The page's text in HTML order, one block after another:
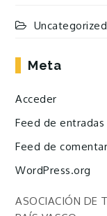
Uncategorized
Meta
Acceder
Feed de entradas
Feed de
WordPress.org
ASOCIACIÓN DE